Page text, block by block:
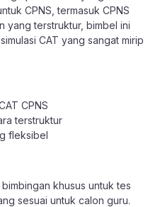
CPNS, termasuk CPNS
yang terstruktur, bimbel ini
CAT yang sangat mirip
CPNS
terstruktur
fleksibel
khusus untuk tes
sesuai untuk calon guru.